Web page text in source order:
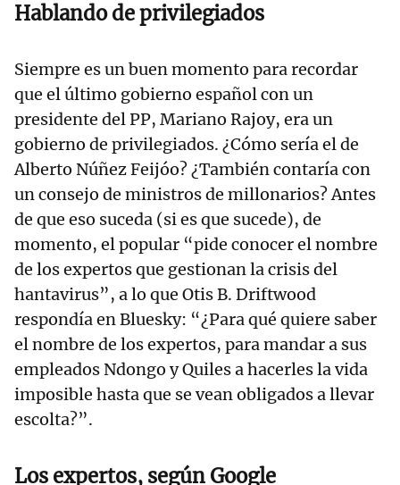
Hablando de privilegiados
Siempre es un buen momento para recordar
que el último gobierno español con un
presidente del PP, Mariano Rajoy, era un
gobierno de privilegiados. ¿Cómo sería el de
Alberto Núñez Feijóo? ¿También contaría con
un consejo de ministros de millonarios? Antes
de que eso suceda (si es que sucede), de
momento, el popular “pide conocer el nombre
de los expertos que gestionan la crisis del
hantavirus”, a lo que Otis B. Driftwood
respondía en Bluesky: “¿Para qué quiere saber
el nombre de los expertos, para mandar a sus
empleados Ndongo y Quiles a hacerles la vida
imposible hasta que se vean obligados a llevar
escolta?”.
Los expertos, según Google